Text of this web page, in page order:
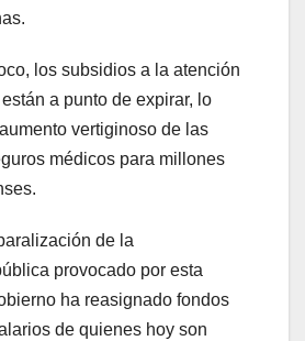
los subsidios a la atención
a punto de expirar, lo
vertiginoso de las
médicos para millones
de la
provocado por esta
ha reasignado fondos
de quienes hoy son